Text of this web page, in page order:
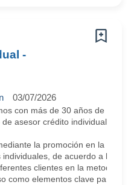
-
03/07/2026
con más de 30 años de
asesor crédito individual
la promoción en la
de acuerdo a las
clientes en la
como elementos clave para